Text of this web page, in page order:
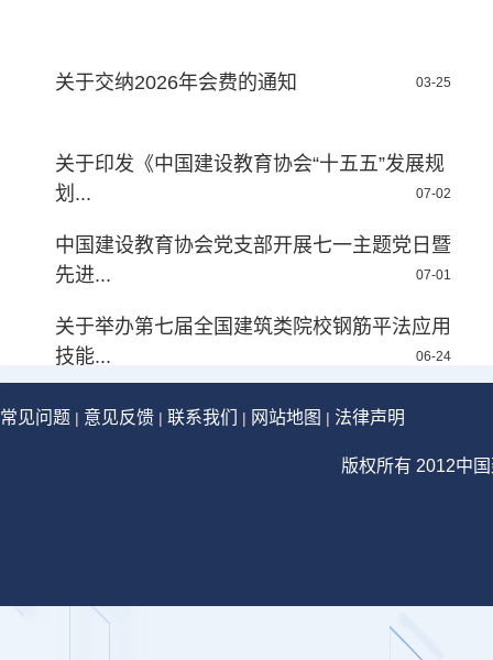
关于交纳2026年会费的通知 03-25
关于印发《中国建设教育协会“十五五”发展规
划...
07-02
中国建设教育协会党支部开展七一主题党日暨
先进...
07-01
关于举办第七届全国建筑类院校钢筋平法应用
技能...
06-24
常见问题 | 意见反馈 | 联系我们 | 网站地图 | 法律声明
版权所有 2012中